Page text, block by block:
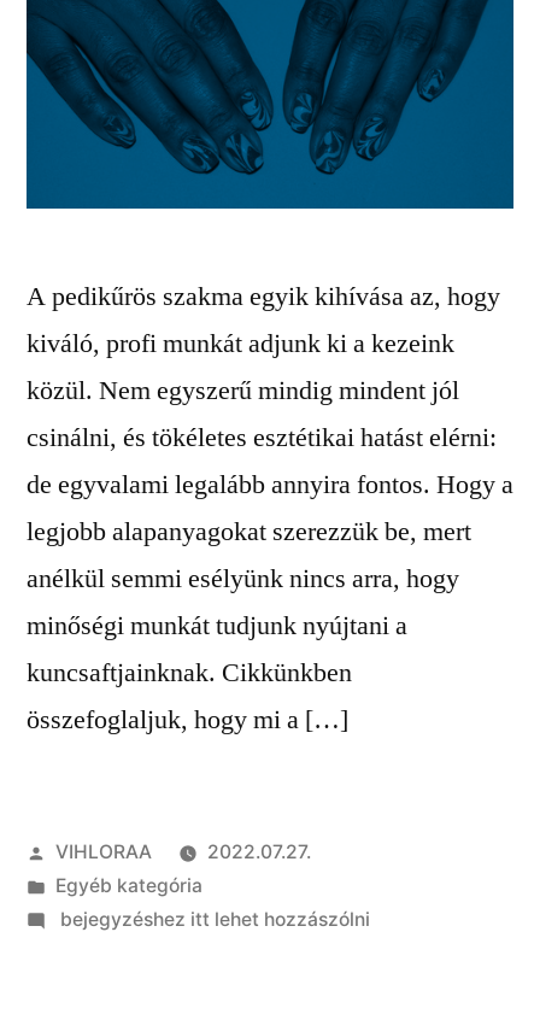
A pedikűrös szakma egyik kihívása az, hogy
kiváló, profi munkát adjunk ki a kezeink
közül. Nem egyszerű mindig mindent jól
csinálni, és tökéletes esztétikai hatást elérni:
de egyvalami legalább annyira fontos. Hogy a
legjobb alapanyagokat szerezzük be, mert
anélkül semmi esélyünk nincs arra, hogy
minőségi munkát tudjunk nyújtani a
kuncsaftjainknak. Cikkünkben
összefoglaljuk, hogy mi a […]
Szerző:
VIHLORAA
2022.07.27.
Kategória:
Egyéb kategória
on
bejegyzéshez itt lehet hozzászólni